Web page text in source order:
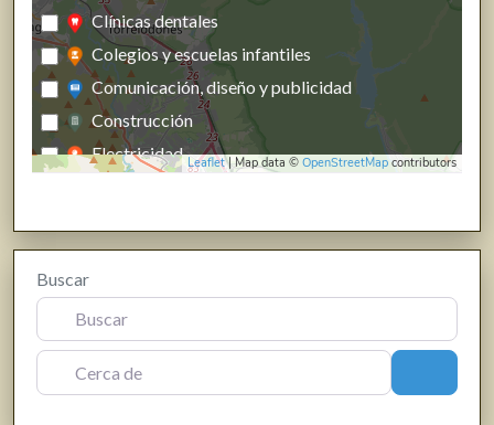
Leaflet| Map data © OpenStreetMap contributors
Clínicas dentales
Colegios y escuelas infantiles
Comunicación, diseño y publicidad
Construcción
Electricidad
Farmacias, parafarmacias y herbolarios
Ferreterías
Fisioterapia
Floristerías
Fotografía y producción audiovisual
Buscar
Cerca de